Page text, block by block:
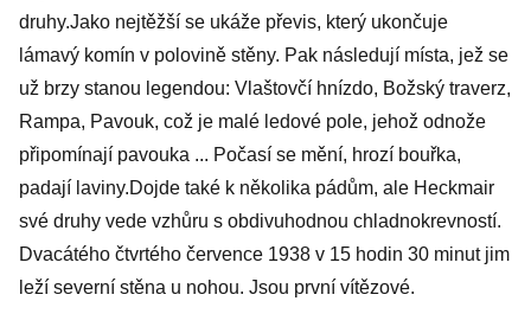
druhy.Jako nejtěžší se ukáže převis, který ukončuje
lámavý komín v polovině stěny. Pak následují místa, jež se
už brzy stanou legendou: Vlaštovčí hnízdo, Božský traverz,
Rampa, Pavouk, což je malé ledové pole, jehož odnože
připomínají pavouka ... Počasí se mění, hrozí bouřka,
padají laviny.Dojde také k několika pádům, ale Heckmair
své druhy vede vzhůru s obdivuhodnou chladnokrevností.
Dvacátého čtvrtého července 1938 v 15 hodin 30 minut jim
leží severní stěna u nohou. Jsou první vítězové.